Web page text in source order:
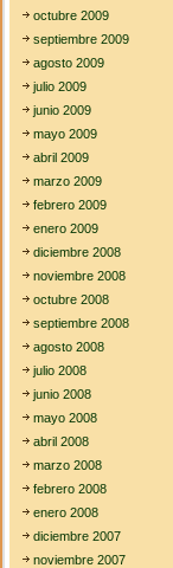
octubre 2009
septiembre 2009
agosto 2009
julio 2009
junio 2009
mayo 2009
abril 2009
marzo 2009
febrero 2009
enero 2009
diciembre 2008
noviembre 2008
octubre 2008
septiembre 2008
agosto 2008
julio 2008
junio 2008
mayo 2008
abril 2008
marzo 2008
febrero 2008
enero 2008
diciembre 2007
noviembre 2007